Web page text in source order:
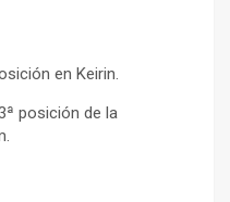
en Keirin.
posición de la